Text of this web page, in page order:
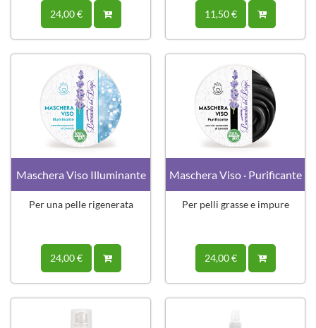
24,00 € 11,50 €
Maschera Viso Illuminante
Per una pelle rigenerata
24,00 €
Maschera Viso · Purificante
Per pelli grasse e impure
24,00 €